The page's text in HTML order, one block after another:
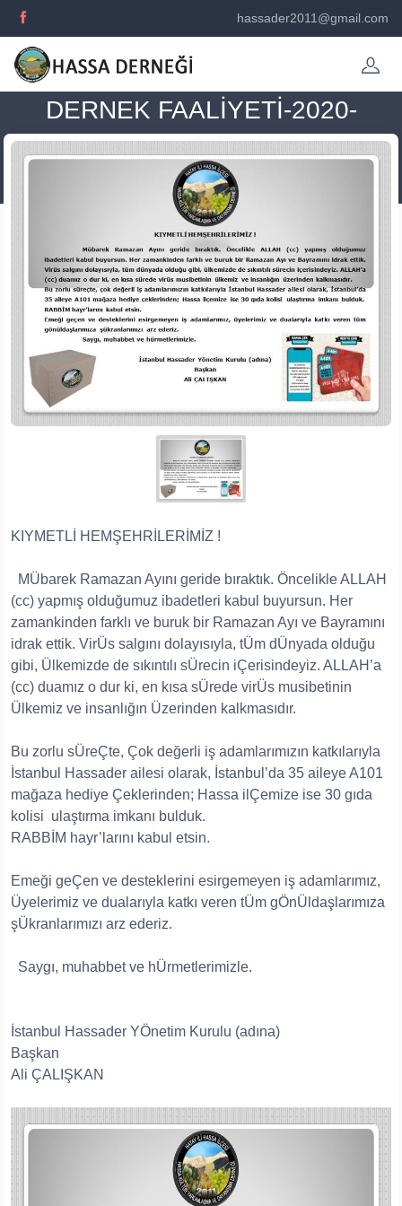
hassader2011@gmail.com
DERNEK FAALİYETİ-2020-
KIYMETLİ HEMŞEHRİLERİMİZ !
MÜbarek Ramazan Ayını geride bıraktık. Öncelikle ALLAH
(cc) yapmış olduğumuz ibadetleri kabul buyursun. Her
zamankinden farklı ve buruk bir Ramazan Ayı ve Bayramını
idrak ettik. VirÜs salgını dolayısıyla, tÜm dÜnyada olduğu
gibi, Ülkemizde de sıkıntılı sÜrecin iÇerisindeyiz. ALLAH’a
(cc) duamız o dur ki, en kısa sÜrede virÜs musibetinin
Ülkemiz ve insanlığın Üzerinden kalkmasıdır.
Bu zorlu sÜreÇte, Çok değerli iş adamlarımızın katkılarıyla
İstanbul Hassader ailesi olarak, İstanbul’da 35 aileye A101
mağaza hediye Çeklerinden; Hassa ilÇemize ise 30 gıda
kolisi ulaştırma imkanı bulduk.
RABBİM hayr’larını kabul etsin.
Emeği geÇen ve desteklerini esirgemeyen iş adamlarımız,
Üyelerimiz ve dualarıyla katkı veren tÜm gÖnÜldaşlarımıza
şÜkranlarımızı arz ederiz.
Saygı, muhabbet ve hÜrmetlerimizle.
İstanbul Hassader YÖnetim Kurulu (adına)
Başkan
Ali ÇALIŞKAN